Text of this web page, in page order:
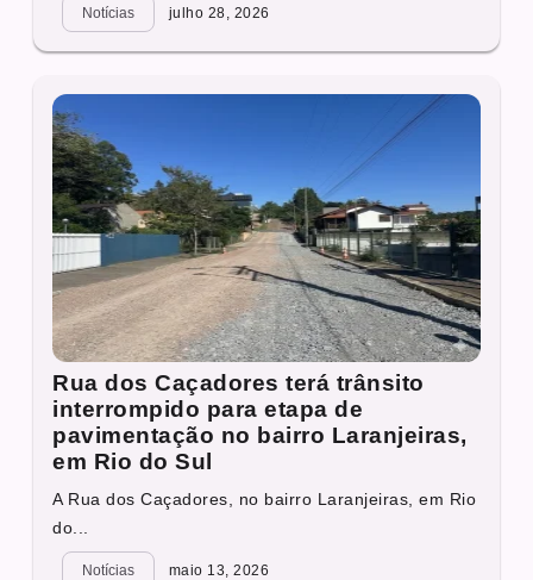
Notícias julho 28, 2026
Rua dos Caçadores terá trânsito
interrompido para etapa de
pavimentação no bairro Laranjeiras,
em Rio do Sul
A Rua dos Caçadores, no bairro Laranjeiras, em Rio
do...
Notícias maio 13, 2026